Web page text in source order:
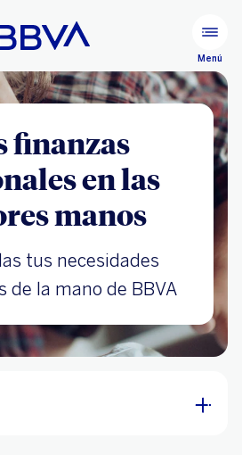
Menú
finanzas
en las
manos
tus necesidades
de la mano de BBVA